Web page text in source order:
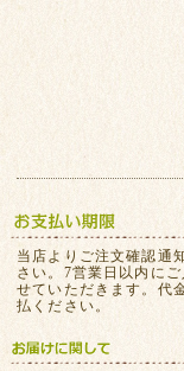
当店よりご注文確認通
さい。7営業日以内に
せていただきます。代
払ください。